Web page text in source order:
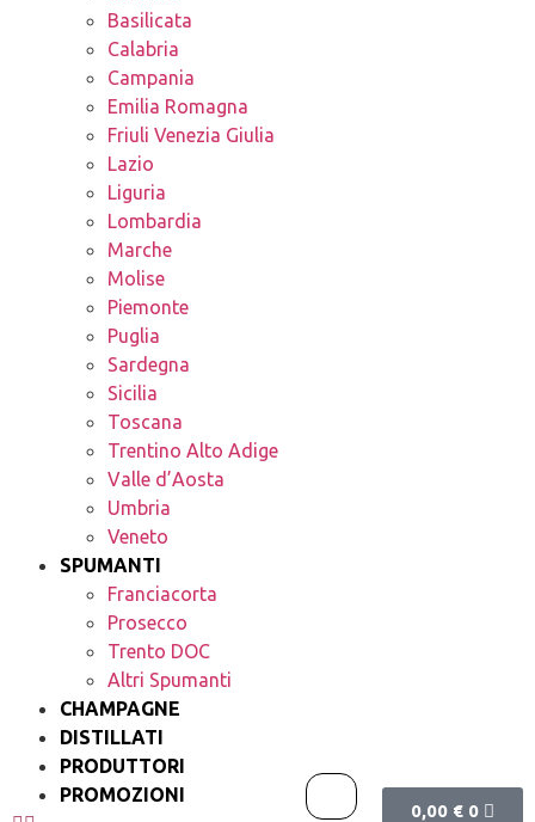
Basilicata
Calabria
Campania
Emilia Romagna
Friuli Venezia Giulia
Lazio
Liguria
Lombardia
Marche
Molise
Piemonte
Puglia
Sardegna
Sicilia
Toscana
Trentino Alto Adige
Valle d’Aosta
Umbria
Veneto
SPUMANTI
Franciacorta
Prosecco
Trento DOC
Altri Spumanti
CHAMPAGNE
DISTILLATI
PRODUTTORI
PROMOZIONI
0,00 € 0